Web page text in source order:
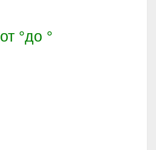
от °до °